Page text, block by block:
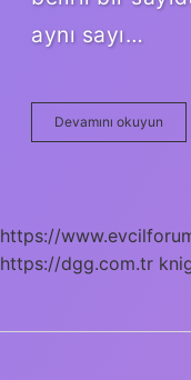
aynı sayı…
Devamını okuyun
Ne
https://
https://dgg.com.tr